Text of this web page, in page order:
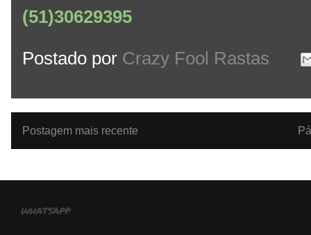
(51)30629395
Postado por Crazy Fool Rastas
Postagem mais recente
whatsapp